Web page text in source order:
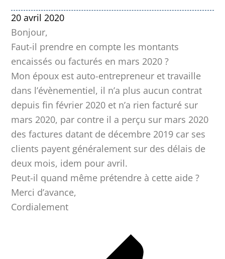
20 avril 2020
Bonjour,
Faut-il prendre en compte les montants
encaissés ou facturés en mars 2020 ?
Mon époux est auto-entrepreneur et travaille
dans l’évènementiel, il n’a plus aucun contrat
depuis fin février 2020 et n’a rien facturé sur
mars 2020, par contre il a perçu sur mars 2020
des factures datant de décembre 2019 car ses
clients payent généralement sur des délais de
deux mois, idem pour avril.
Peut-il quand même prétendre à cette aide ?
Merci d’avance,
Cordialement